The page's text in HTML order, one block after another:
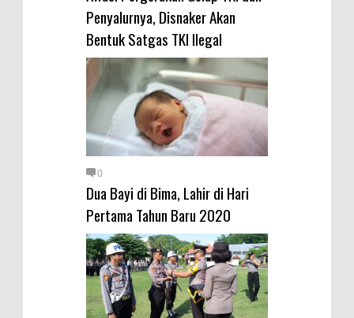
Penyalurnya, Disnaker Akan
Bentuk Satgas TKI Ilegal
0
Dua Bayi di Bima, Lahir di Hari
Pertama Tahun Baru 2020